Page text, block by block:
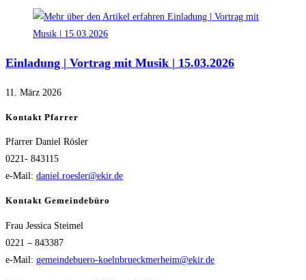
Einladung | Vortrag mit Musik | 15.03.2026
11. März 2026
Kontakt Pfarrer
Pfarrer Daniel Rösler
0221- 843115
e-Mail: daniel.roesler@ekir.de
Kontakt Gemeindebüro
Frau Jessica Steimel
0221 – 843387
e-Mail: gemeindebuero-koelnbrueckmerheim@ekir.de